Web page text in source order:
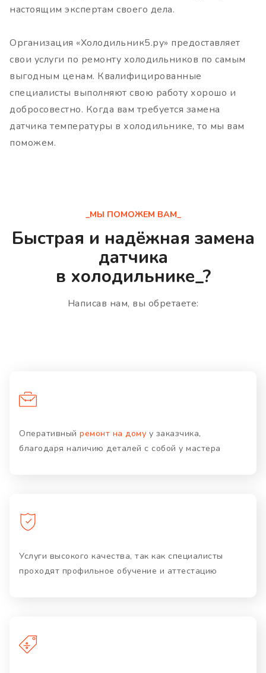
настоящим экспертам своего дела.
Организация «Холодильник5.ру» предоставляет
свои услуги по ремонту холодильников по самым
выгодным ценам. Квалифицированные
специалисты выполняют свою работу хорошо и
добросовестно. Когда вам требуется замена
датчика температуры в холодильнике, то мы вам
поможем.
_МЫ ПОМОЖЕМ ВАМ_
Быстрая и надёжная замена
датчика
в холодильнике_?
Написав нам, вы обретаете:
Оперативный ремонт на дому у заказчика,
благодаря наличию деталей с собой у мастера
Услуги высокого качества, так как специалисты
проходят профильное обучение и аттестацию